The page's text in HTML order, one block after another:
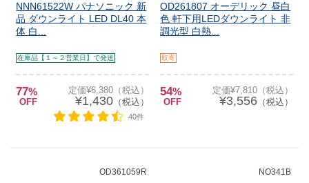
NNN61522W パナソニック 新
品 ダウンライト LED DL40 本
体 白...
在庫品【１～２営業日】で発送
77%
OFF
定価¥6,380（税込）
¥1,430（税込）
40件
OD261807 オーデリック 昼白
色 軒下用LEDダウンライト 非
調光型 白熱...
取寄
54%
OFF
定価¥7,810（税込）
¥3,556（税込）
OD361059R NO341B